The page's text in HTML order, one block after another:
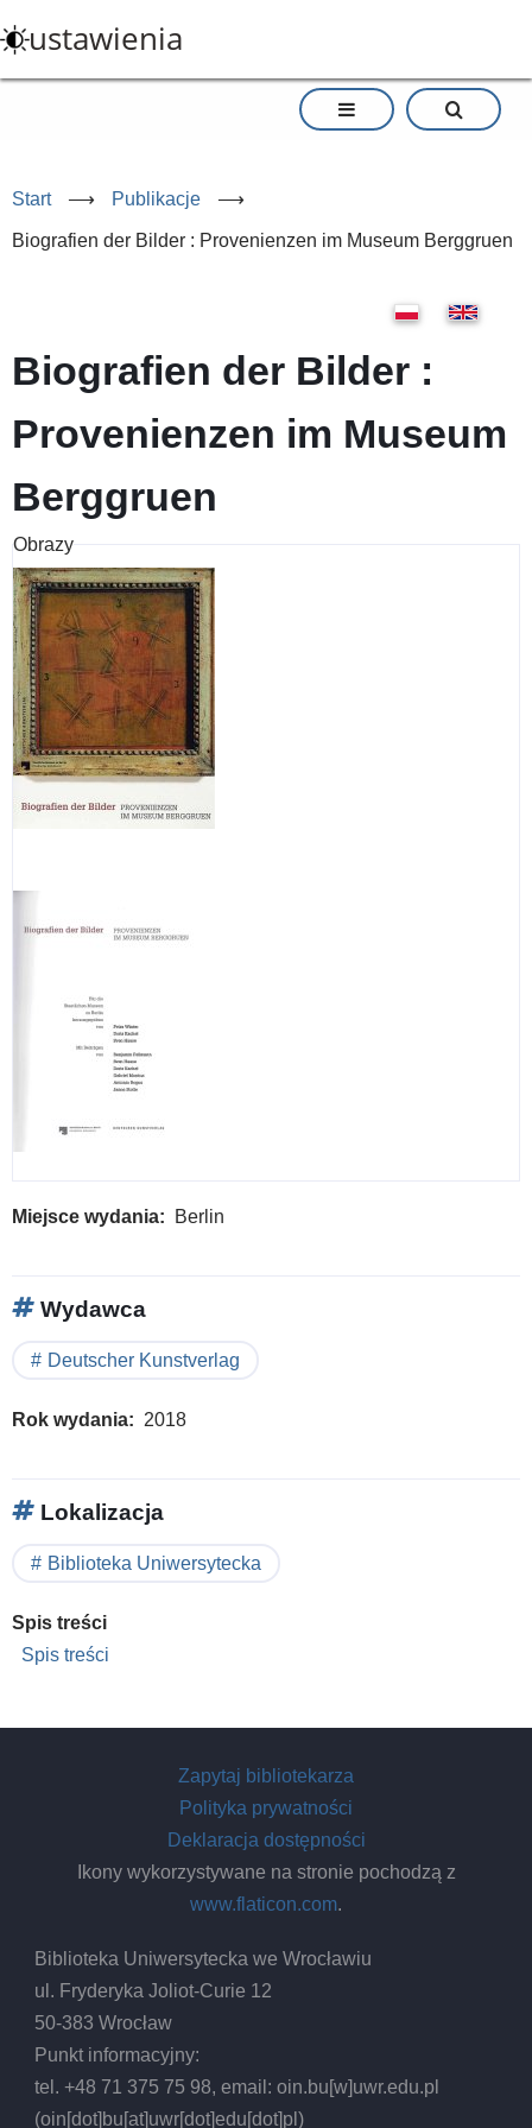
do
treści
ustawienia
Start ⟶ Publikacje ⟶
Biografien der Bilder : Provenienzen im Museum Berggruen
Biografien der Bilder :
Provenienzen im Museum
Berggruen
Obrazy
Miejsce wydania Berlin
Wydawca
Deutscher Kunstverlag
Rok wydania 2018
Lokalizacja
Biblioteka Uniwersytecka
Spis treści
Spis treści
Zapytaj bibliotekarza
Polityka prywatności
Deklaracja dostępności
Ikony wykorzystywane na stronie pochodzą z
www.flaticon.com.
Biblioteka Uniwersytecka we Wrocławiu
ul. Fryderyka Joliot-Curie 12
50-383 Wrocław
Punkt informacyjny:
tel. +48 71 375 75 98, email:oin.bu[w]uwr.edu.pl
(oin[dot]bu[at]uwr[dot]edu[dot]pl)